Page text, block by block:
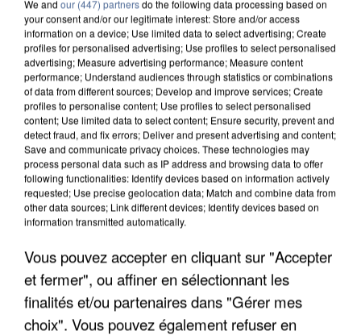
Votre n° de téléphone *
Votre message*
Taille maximum : 500 caractères
Votre CV
We and our (447) partnersdo the following data processing based on
your consent and/or our legitimate interest: Store and/or access
information on a device; Use limited data to select advertising; Create
profiles for personalised advertising; Use profiles to select personalised
advertising; Measure advertising performance; Measure content
performance; Understand audiences through statistics or combinations
of data from different sources; Develop and improve services; Create
profiles to personalise content; Use profiles to select personalised
content; Use limited data to select content; Ensure security, prevent and
detect fraud, and fix errors; Deliver and present advertising and content;
Save and communicate privacy choices. These technologies may
process personal data such as IP address and browsing data to offer
following functionalities: Identify devices based on information actively
requested; Use precise geolocation data; Match and combine data from
other data sources; Link different devices; Identify devices based on
information transmitted automatically.
Vous pouvez accepter en cliquant sur "Accepter
et fermer", ou affiner en sélectionnant les
finalités et/ou partenaires dans "Gérer mes
choix". Vous pouvez également refuser en